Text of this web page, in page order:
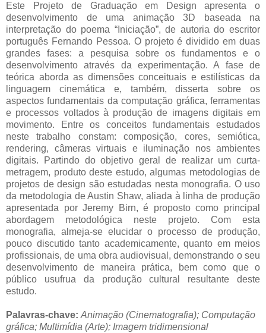
Este Projeto de Graduação em Design apresenta o
desenvolvimento de uma animação 3D baseada na
interpretação do poema “Iniciação”, de autoria do escritor
português Fernando Pessoa. O projeto é dividido em duas
grandes fases: a pesquisa sobre os fundamentos e o
desenvolvimento através da experimentação. A fase de
teórica aborda as dimensões conceituais e estilísticas da
linguagem cinemática e, também, disserta sobre os
aspectos fundamentais da computação gráfica, ferramentas
e processos voltados à produção de imagens digitais em
movimento. Entre os conceitos fundamentais estudados
neste trabalho constam: composição, cores, semiótica,
rendering, câmeras virtuais e iluminação nos ambientes
digitais. Partindo do objetivo geral de realizar um curta-
metragem, produto deste estudo, algumas metodologias de
projetos de design são estudadas nesta monografia. O uso
da metodologia de Austin Shaw, aliada à linha de produção
apresentada por Jeremy Birn, é proposto como principal
abordagem metodológica neste projeto. Com esta
monografia, almeja-se elucidar o processo de produção,
pouco discutido tanto academicamente, quanto em meios
profissionais, de uma obra audiovisual, demonstrando o seu
desenvolvimento de maneira prática, bem como que o
público usufrua da produção cultural resultante deste
estudo.
Palavras-chave: Animação (Cinematografia); Computação
gráfica; Multimídia (Arte); Imagem tridimensional